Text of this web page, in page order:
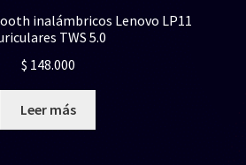
inalámbricos Lenovo LP11
TWS 5.0
$ 148.000
Leer más